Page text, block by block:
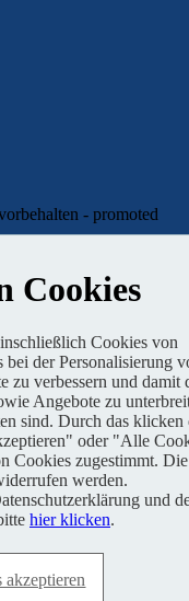
- promoted
Cookies
Cookies von
der Personalisierung
zu verbessern und damit
Angebote zu
sind. Durch das klicken
oder "Alle
Cookies zugestimmt. Die
werden.
und
hier klicken.
akzeptieren